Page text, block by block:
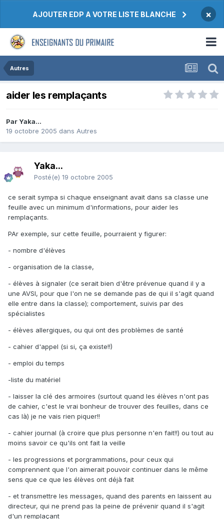
AJOUTER EDP A VOTRE LISTE BLANCHE ×
Autres
aider les remplaçants
Par Yaka...
19 octobre 2005 dans Autres
Yaka...
Posté(e) 19 octobre 2005
ce serait sympa si chaque enseignant avait dans sa classe une
feuille avec un minimum d'informations, pour aider les
remplaçants.
PAr exemple, sur cette feuille, pourraient y figurer:
- nombre d'élèves
- organisation de la classe,
- élèves à signaler (ce serait bien d'être prévenue quand il y a
une AVSI, pour que l'on ne se demande pas de qui il s'agit quand
elle entre dans la classe); comportement, suivis par des
spécialistes
- élèves allergiques, ou qui ont des problèmes de santé
- cahier d'appel (si si, ça existe!!)
- emploi du temps
-liste du matériel
- laisser la clé des armoires (surtout quand les élèves n'ont pas
de cahier, c'est le vrai bonheur de trouver des feuilles, dans ce
cas là) je ne vais rien piquer!!
- cahier journal (à croire que plus personne n'en fait!!) ou tout au
moins savoir ce qu'ils ont fait la veille
- les progressions et porgrammations, pour ceux qui
comprennent que l'on aimerait pouvoir continuer dans le même
sens que ce que les élèves ont déjà fait
- et transmettre les messages, quand des parents en laissent au
directeur, qui ne prend pas la peine de prévenir quand il s'agit
d'un remplaçant